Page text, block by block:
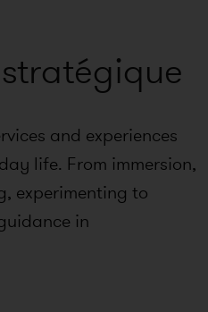
and experiences
life. From immersion,
experimenting to
in